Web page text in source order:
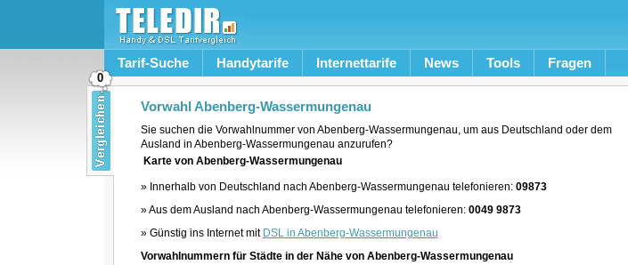
Tarif-Suche Handytarife Internettarife News Tools Fragen
Vorwahl Abenberg-Wassermungenau
Sie suchen die Vorwahlnummer von Abenberg-Wassermungenau, um aus Deutschland oder dem
Ausland in Abenberg-Wassermungenau anzurufen?
Karte von Abenberg-Wassermungenau
» Innerhalb von Deutschland nach Abenberg-Wassermungenau telefonieren: 09873
» Aus dem Ausland nach Abenberg-Wassermungenau telefonieren: 0049 9873
» Günstig ins Internet mit DSL in Abenberg-Wassermungenau
Vorwahlnummern für Städte in der Nähe von Abenberg-Wassermungenau
0